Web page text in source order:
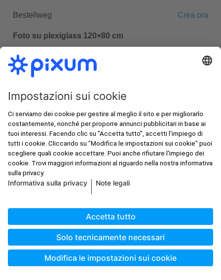
Crea ora
Foto su plexiglass 120×80 cm
249,99 €
Supporti a morsetto +20,00 €
ca. 5-8 GL*
Crea ora
Foto su plexiglass 100×100 cm
Sistema a vite +20,00 €
Supporti a morsetto +20,00 €
ca. 5-8 GL*